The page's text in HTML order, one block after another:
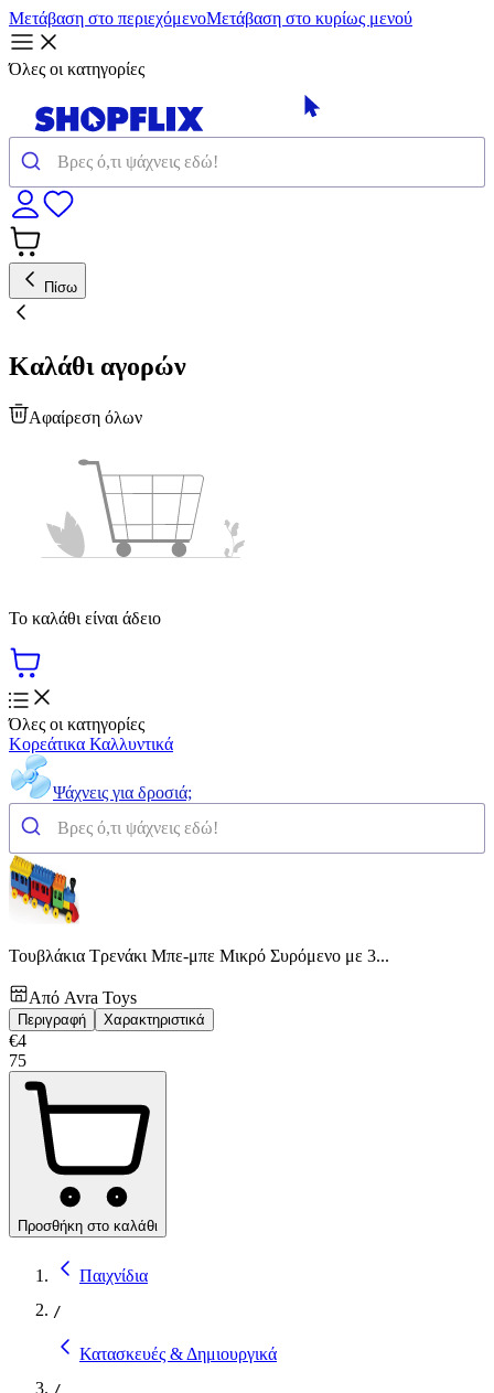
Μετάβαση στο περιεχόμενοΜετάβαση στο κυρίως μενού
Όλες οι κατηγορίες
Πίσω
Καλάθι αγορών
Αφαίρεση όλων
Το καλάθι είναι άδειο
Όλες οι κατηγορίες
Κορεάτικα Καλλυντικά
Ψάχνεις για δροσιά;
Τουβλάκια Τρενάκι Μπε-μπε Μικρό Συρόμενο με 3...
Από Avra Toys
Περιγραφή Χαρακτηριστικά
€4
75
Προσθήκη στο καλάθι
Παιχνίδια
/
Κατασκευές & Δημιουργικά
/